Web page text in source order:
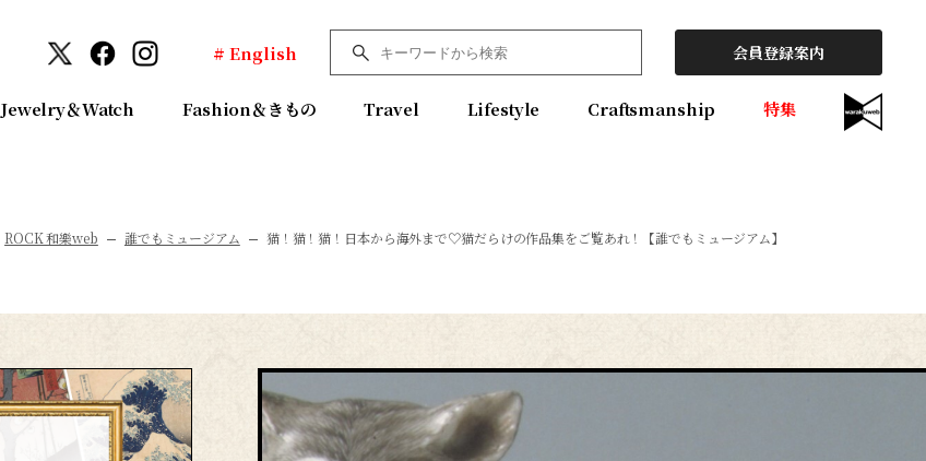
# English 会員登録案内
Jewelry＆Watch Fashion＆きもの Travel Lifestyle Craftsmanship 特集
ROCK 和樂web 誰でもミュージアム 猫！猫！猫！日本から海外まで♡猫だらけの作品集をご覧あれ！【誰でもミュージアム】